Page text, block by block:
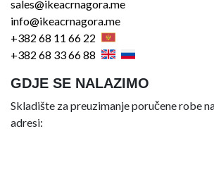
sales@ikeacrnagora.me
info@ikeacrnagora.me
+382 68 11 66 22
+382 68 33 66 88
GDJE SE NALAZIMO
Skladište za preuzimanje poručene robe
adresi: